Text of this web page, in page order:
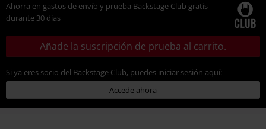
Ahorra en gastos de envío y prueba Backstage Club gratis
durante 30 días
Añade la suscripción de prueba al carrito.
Si ya eres socio del Backstage Club, puedes iniciar sesión aquí:
Accede ahora